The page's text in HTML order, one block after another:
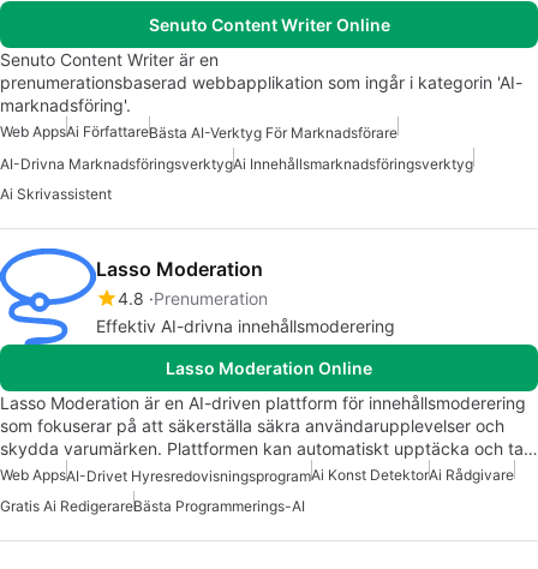
Senuto Content Writer Online
Senuto Content Writer är en
prenumerationsbaserad webbapplikation som ingår i kategorin 'AI-
marknadsföring'.
Web AppsAi FörfattareBästa AI-Verktyg För Marknadsförare
AI-Drivna MarknadsföringsverktygAi Innehållsmarknadsföringsverktyg
Ai Skrivassistent
Lasso Moderation
4.8 Prenumeration
Effektiv AI-drivna innehållsmoderering
Lasso Moderation Online
Lasso Moderation är en AI-driven plattform för innehållsmoderering
som fokuserar på att säkerställa säkra användarupplevelser och
skydda varumärken. Plattformen kan automatiskt upptäcka och ta…
Web AppsAI-Drivet HyresredovisningsprogramAi Konst DetektorAi Rådgivare
Gratis Ai RedigerareBästa Programmerings-AI